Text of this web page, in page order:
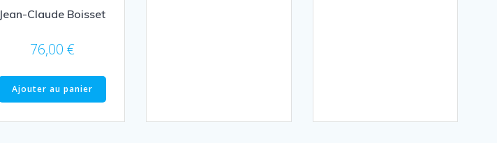
Jean-Claude Boisset
76,00 €
Ajouter au panier